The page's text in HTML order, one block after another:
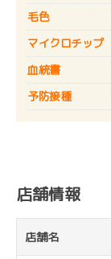
毛色
マイクロチップ
血統書
予防接種
店舗情報
店舗名